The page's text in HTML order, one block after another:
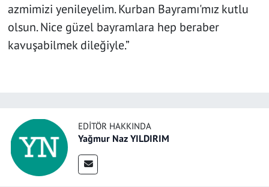
azmimizi yenileyelim. Kurban Bayramı'mız kutlu
olsun. Nice güzel bayramlara hep beraber
kavuşabilmek dileğiyle.”
EDITÖR HAKKINDA
Yağmur Naz YILDIRIM